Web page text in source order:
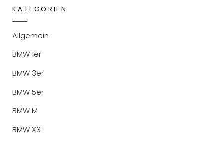
KATEGORIEN
Allgemein
BMW 1er
BMW 3er
BMW 5er
BMW M
BMW X3